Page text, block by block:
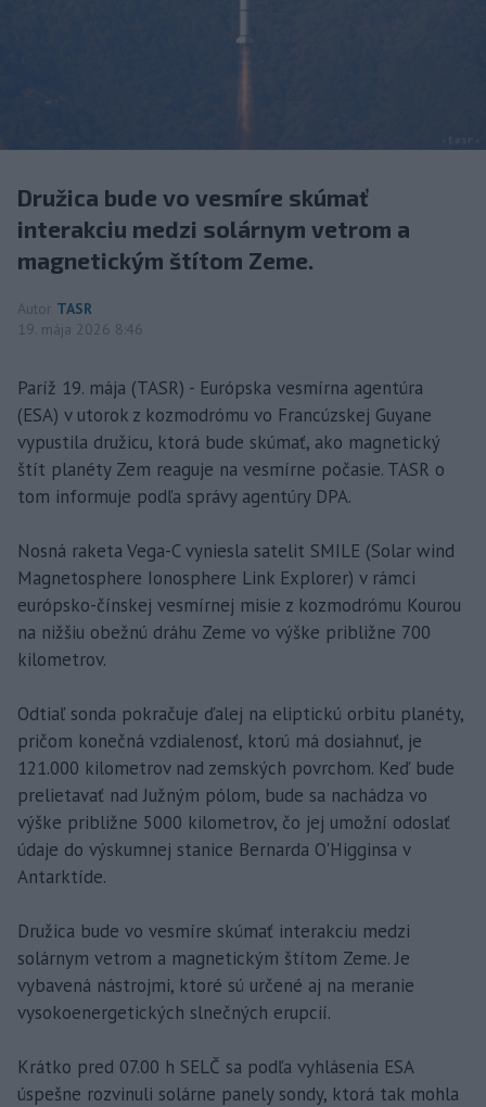
Družica bude vo vesmíre skúmať
interakciu medzi solárnym vetrom a
magnetickým štítom Zeme.
Autor TASR
19. mája 2026 8:46
Paríž 19. mája (TASR) - Európska vesmírna agentúra
(ESA) v utorok z kozmodrómu vo Francúzskej Guyane
vypustila družicu, ktorá bude skúmať, ako magnetický
štít planéty Zem reaguje na vesmírne počasie. TASR o
tom informuje podľa správy agentúry DPA.
Nosná raketa Vega-C vyniesla satelit SMILE (Solar wind
Magnetosphere Ionosphere Link Explorer) v rámci
európsko-čínskej vesmírnej misie z kozmodrómu Kourou
na nižšiu obežnú dráhu Zeme vo výške približne 700
kilometrov.
Odtiaľ sonda pokračuje ďalej na eliptickú orbitu planéty,
pričom konečná vzdialenosť, ktorú má dosiahnuť, je
121.000 kilometrov nad zemských povrchom. Keď bude
prelietavať nad Južným pólom, bude sa nachádza vo
výške približne 5000 kilometrov, čo jej umožní odoslať
údaje do výskumnej stanice Bernarda O'Higginsa v
Antarktíde.
Družica bude vo vesmíre skúmať interakciu medzi
solárnym vetrom a magnetickým štítom Zeme. Je
vybavená nástrojmi, ktoré sú určené aj na meranie
vysokoenergetických slnečných erupcií.
Krátko pred 07.00 h SELČ sa podľa vyhlásenia ESA
úspešne rozvinuli solárne panely sondy, ktorá tak mohla